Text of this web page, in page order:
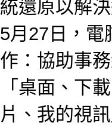
統還原以解
5月27日，電
作：協助事
「桌面、下
片、我的視